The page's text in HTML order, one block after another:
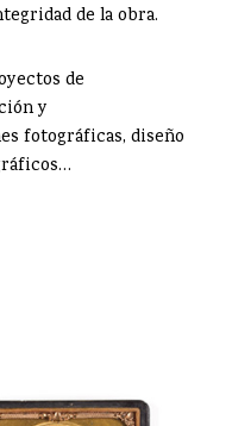
de la obra.
de
y
fotográficas, diseño